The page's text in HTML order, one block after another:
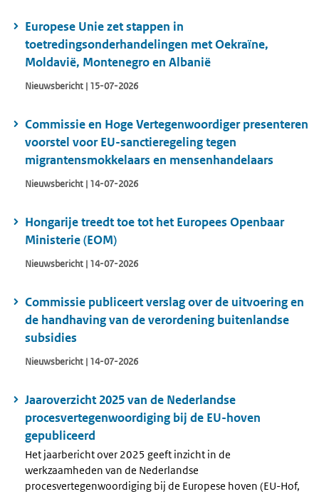
Europese Unie zet stappen in
toetredingsonderhandelingen met Oekraïne,
Moldavië, Montenegro en Albanië
Nieuwsbericht | 15-07-2026
Commissie en Hoge Vertegenwoordiger presenteren
voorstel voor EU-sanctieregeling tegen
migrantensmokkelaars en mensenhandelaars
Nieuwsbericht | 14-07-2026
Hongarije treedt toe tot het Europees Openbaar
Ministerie (EOM)
Nieuwsbericht | 14-07-2026
Commissie publiceert verslag over de uitvoering en
de handhaving van de verordening buitenlandse
subsidies
Nieuwsbericht | 14-07-2026
Jaaroverzicht 2025 van de Nederlandse
procesvertegenwoordiging bij de EU-hoven
gepubliceerd
Het jaarbericht over 2025 geeft inzicht in de
werkzaamheden van de Nederlandse
procesvertegenwoordiging bij de Europese hoven (EU-Hof,